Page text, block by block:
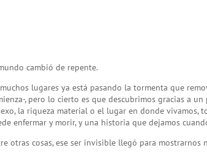
cambió de repente.
lugares ya está pasando la tormenta que
, pero lo cierto es que descubrimos gracias a
la riqueza material o el lugar en donde vivamos,
enfermar y morir, y una historia que dejamos
otras cosas, ese ser invisible llegó para mostrarnos